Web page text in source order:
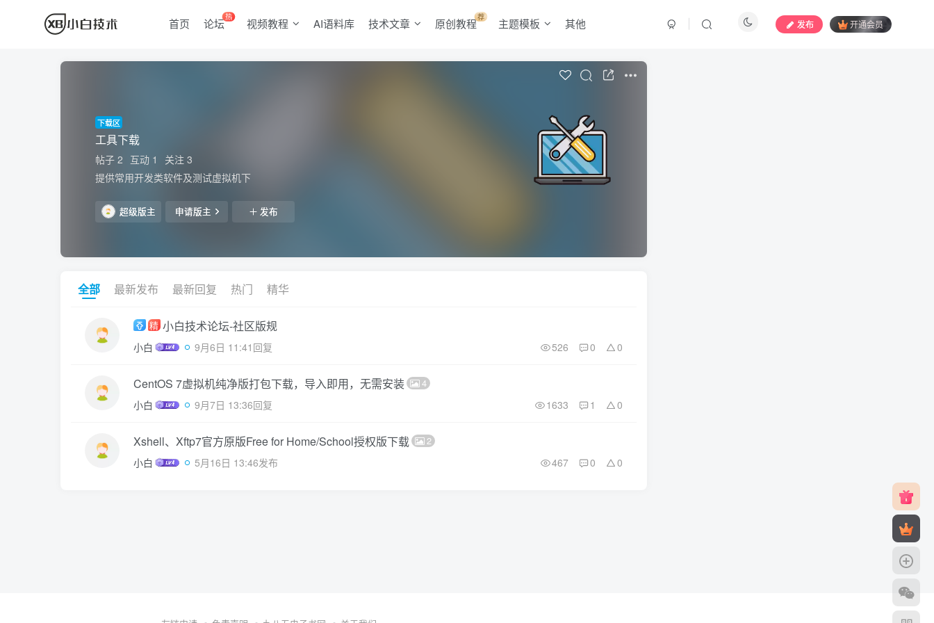
首页 论坛热 视频教程 AI语料库 技术文章 原创教程荐 主题模板 其他 发布 开通会员
下载区
工具下载
帖子 2 互动 1
关注 3
提供常用开发类软件及测试虚拟机下
超级版主 申请版主 发布
全部 最新发布 最新回复 热门 精华
精 小白技术论坛-社区版规
小白 9月6日 11:41回复 526 0 0
CentOS 7虚拟机纯净版打包下载，导入即用，无需安装 4
小白 9月7日 13:36回复 1633 1 0
Xshell、Xftp7官方原版Free for Home/School授权版下载 2
小白 5月16日 13:46发布 467 0 0